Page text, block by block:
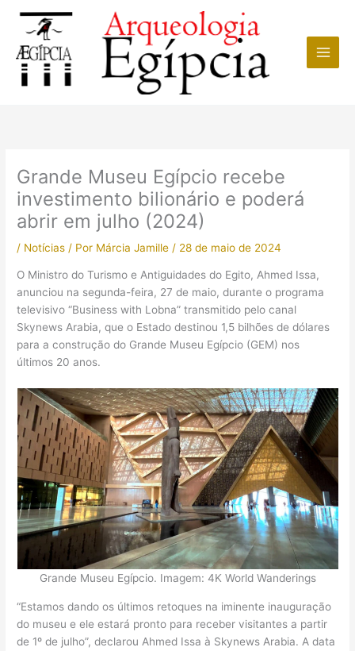
conteúdo
Grande Museu Egípcio recebe
investimento bilionário e poderá
abrir em julho (2024)
/ Notícias / Por Márcia Jamille / 28 de maio de 2024
O Ministro do Turismo e Antiguidades do Egito, Ahmed Issa,
anunciou na segunda-feira, 27 de maio, durante o programa
televisivo “Business with Lobna” transmitido pelo canal
Skynews Arabia, que o Estado destinou 1,5 bilhões de dólares
para a construção do Grande Museu Egípcio (GEM) nos
últimos 20 anos.
Grande Museu Egípcio. Imagem: 4K World Wanderings
“Estamos dando os últimos retoques na iminente inauguração
do museu e ele estará pronto para receber visitantes a partir
de 1º de julho”, declarou Ahmed Issa à Skynews Arabia. A data